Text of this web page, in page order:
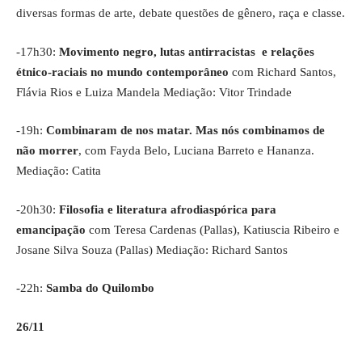
diversas formas de arte, debate questões de gênero, raça e classe.
-17h30: Movimento negro, lutas antirracistas e relações
étnico-raciais no mundo contemporâneo com Richard Santos,
Flávia Rios e Luiza Mandela Mediação: Vitor Trindade
-19h: Combinaram de nos matar. Mas nós combinamos de
não morrer, com Fayda Belo, Luciana Barreto e Hananza.
Mediação: Catita
-20h30: Filosofia e literatura afrodiaspórica para
emancipação com Teresa Cardenas (Pallas), Katiuscia Ribeiro e
Josane Silva Souza (Pallas) Mediação: Richard Santos
-22h: Samba do Quilombo
26/11